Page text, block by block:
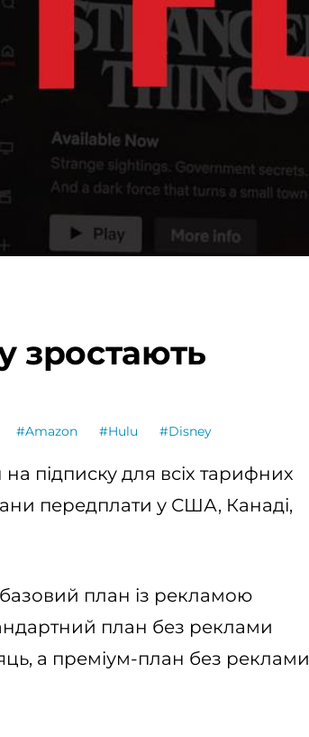
зростають
#Amazon #Hulu #Disney
підписку для всіх тарифних
передплати у США, Канаді,
план із рекламою
план без реклами
а преміум-план без реклами